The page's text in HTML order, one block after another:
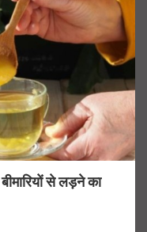
से लड़ने का